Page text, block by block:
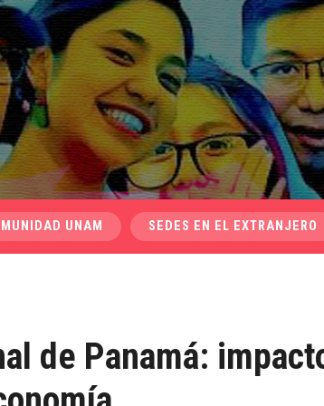
UNAM SEDES EN EL EXTRANJERO
de Panamá: